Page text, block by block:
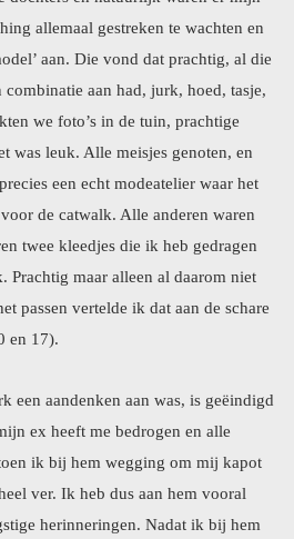
een echt modeatelier waar het
klaargemaakt voor de catwalk. Alle anderen waren
Er waren twee kleedjes die ik heb gedragen
huwelijk. Prachtig maar alleen al daarom niet
Tijdens het passen vertelde ik dat aan de schare
en 17).
een aandenken aan was, is geëindigd
mijn ex heeft me bedrogen en alle
ik bij hem wegging om mij kapot
ver. Ik heb dus aan hem vooral
herinneringen. Nadat ik bij hem
al mijn familie en vrienden tegen mij
is gelukt. Na een zoveelste
een gesprek gehad met Jan Storms,
na een heleboel vragen aan mij
een psychopaat is. Nu de scheiding
en de financiële scheiding
vieze spelletjes van mijn ex was
man. Ik wilde hem niet meer in mijn
ons vandaan woont lukt dat aardig
contact. Als ik hem toch onverhoopt
dochter heeft hem natuurlijk ook
is niet haar vader) en zij had altijd wel
met deze man. En onze oudste
warme band met hem. Hij was altijd
goed in staat naar buiten, dus met
man uit te hangen. Slechts een